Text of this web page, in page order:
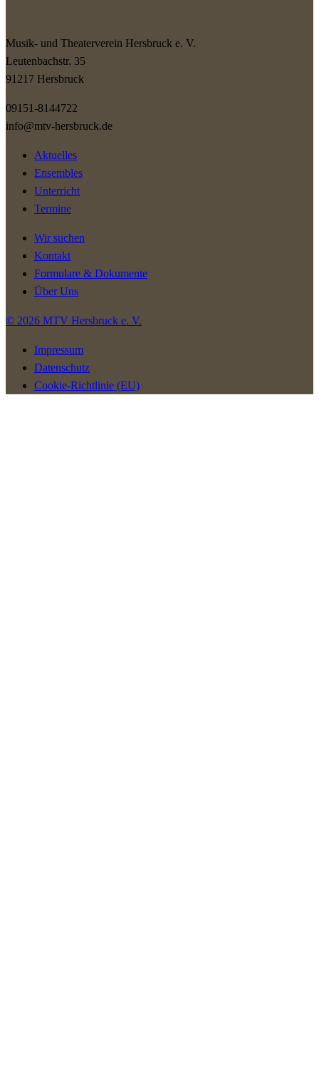
Musik- und Theaterverein Hersbruck e. V.
Leutenbachstr. 35
91217 Hersbruck
09151-8144722
info@mtv-hersbruck.de
Aktuelles
Ensembles
Unterricht
Termine
Wir suchen
Kontakt
Formulare & Dokumente
Über Uns
© 2026 MTV Hersbruck e. V.
Impressum
Datenschutz
Cookie-Richtlinie (EU)